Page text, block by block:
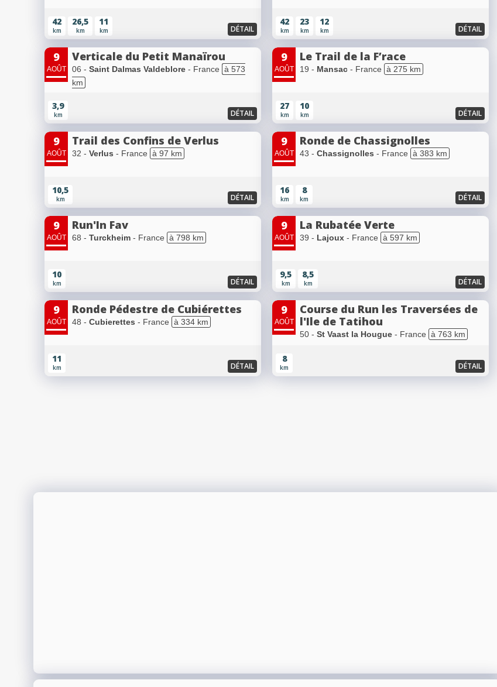
42
km
26,5
km
11
km DÉTAIL
42
km
23
km
12
km DÉTAIL
9
AOÛT
Verticale du Petit Manaïrou
06 - Saint Dalmas Valdeblore - France à 573
km
3,9
km DÉTAIL
9
AOÛT
Le Trail de la F’race
19 - Mansac - France à 275 km
27
km
10
km DÉTAIL
9
AOÛT
Trail des Confins de Verlus
32 - Verlus - France à 97 km
10,5
km DÉTAIL
9
AOÛT
Ronde de Chassignolles
43 - Chassignolles - France à 383 km
16
km
8
km DÉTAIL
9
AOÛT
Run'In Fav
68 - Turckheim - France à 798 km
10
km DÉTAIL
9
AOÛT
La Rubatée Verte
39 - Lajoux - France à 597 km
9,5
km
8,5
km DÉTAIL
9
AOÛT
Ronde Pédestre de Cubiérettes
48 - Cubierettes - France à 334 km
11
km DÉTAIL
9
AOÛT
Course du Run les Traversées de
l'Ile de Tatihou
50 - St Vaast la Hougue - France à 763 km
8
km DÉTAIL